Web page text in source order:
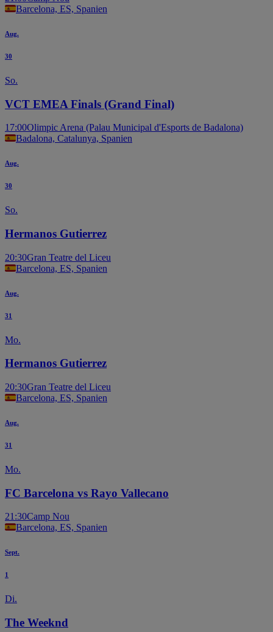
Barcelona, ES, Spanien
Aug.
30
So.
VCT EMEA Finals (Grand Final)
17:00Olimpic Arena (Palau Municipal d'Esports de Badalona)
Badalona, Catalunya, Spanien
Aug.
30
So.
Hermanos Gutierrez
20:30Gran Teatre del Liceu
Barcelona, ES, Spanien
Aug.
31
Mo.
Hermanos Gutierrez
20:30Gran Teatre del Liceu
Barcelona, ES, Spanien
Aug.
31
Mo.
FC Barcelona vs Rayo Vallecano
21:30Camp Nou
Barcelona, ES, Spanien
Sept.
1
Di.
The Weeknd